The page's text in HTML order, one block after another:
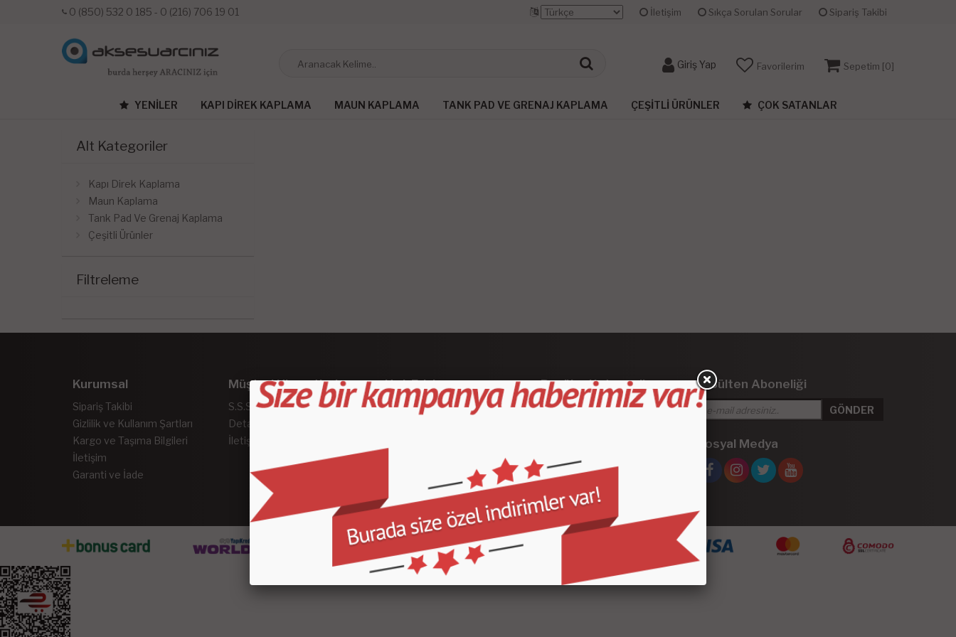
0 (850) 532 0 185 - 0 (216) 706 19 01 İletişim Sıkça Sorulan Sorular Sipariş Takibi
Giriş Yap Favorilerim Sepetim [0]
YENILER KAPI DIREK KAPLAMA MAUN KAPLAMA TANK PAD VE GRENAJ KAPLAMA ÇEŞITLI ÜRÜNLER ÇOK SATANLAR
Alt Kategoriler
Kapı Direk Kaplama
Maun Kaplama
Tank Pad Ve Grenaj Kaplama
Çeşitli Ürünler
Filtreleme
Kurumsal
Sipariş Takibi
Gizlilik ve Kullanım Şartları
Kargo ve Taşıma Bilgileri
İletişim
Garanti ve İade
Müşteri Hizmetleri
S.S.S.
Detaylı Arama
İletişim
Hızlı Erişim
Ana Sayfa
Popüler Kategoriler
Kapı Direk Kaplama
Çeşitli Ürünler
E-Bülten Aboneliği
Sosyal Medya